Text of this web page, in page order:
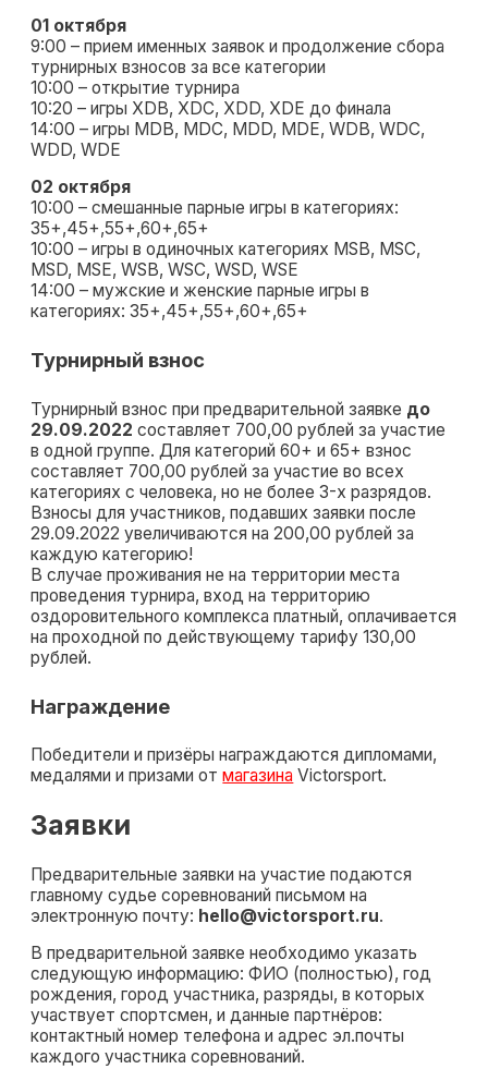
01 октября
9:00 – прием именных заявок и продолжение сбора
турнирных взносов за все категории
10:00 – открытие турнира
10:20 – игры XDB, XDC, XDD, XDE до финала
14:00 – игры MDB, MDC, MDD, MDE, WDB, WDC,
WDD, WDE
02 октября
10:00 – смешанные парные игры в категориях:
35+,45+,55+,60+,65+
10:00 – игры в одиночных категориях MSB, MSC,
MSD, MSE, WSB, WSC, WSD, WSE
14:00 – мужские и женские парные игры в
категориях: 35+,45+,55+,60+,65+
Турнирный взнос
Турнирный взнос при предварительной заявке до
29.09.2022 составляет 700,00 рублей за участие
в одной группе. Для категорий 60+ и 65+ взнос
составляет 700,00 рублей за участие во всех
категориях с человека, но не более 3-х разрядов.
Взносы для участников, подавших заявки после
29.09.2022 увеличиваются на 200,00 рублей за
каждую категорию!
В случае проживания не на территории места
проведения турнира, вход на территорию
оздоровительного комплекса платный, оплачивается
на проходной по действующему тарифу 130,00
рублей.
Награждение
Победители и призёры награждаются дипломами,
медалями и призами отмагазина Victorsport.
Заявки
Предварительные заявки на участие подаются
главному судье соревнований письмом на
электронную почту: hello@victorsport.ru.
В предварительной заявке необходимо указать
следующую информацию: ФИО (полностью), год
рождения, город участника, разряды, в которых
участвует спортсмен, и данные партнёров:
контактный номер телефона и адрес эл.почты
каждого участника соревнований.